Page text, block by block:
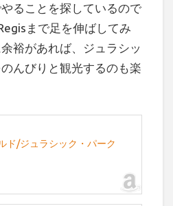
ることを探しているので
まで足を伸ばしてみ
裕があれば、ジュラシッ
んびりと観光するのも楽
ド/ジュラシック・パーク